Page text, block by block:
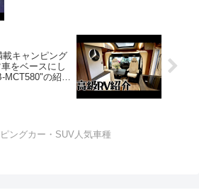
載キャンピング
をベースにし
MCT580"の紹
ングカー・SUV人気車種